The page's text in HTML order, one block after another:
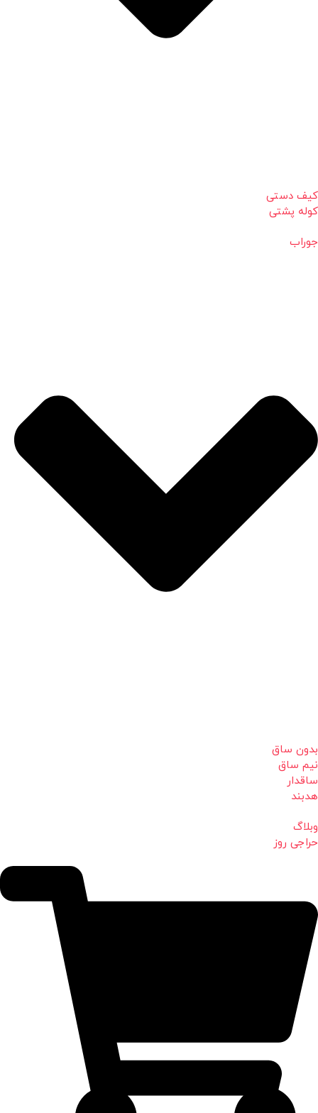
کیف دستی
کوله پشتی
جوراب
بدون ساق
نیم ساق
ساقدار
هدبند
وبلاگ
حراجی روز